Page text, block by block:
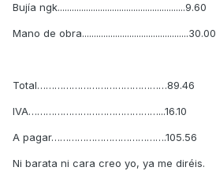
Bujía ngk......................................................9.60
Mano de obra.............................................30.00
Total………………………………………89.46
IVA………………………………………...16.10
A pagar………………………………….105.56
Ni barata ni cara creo yo, ya me diréis.